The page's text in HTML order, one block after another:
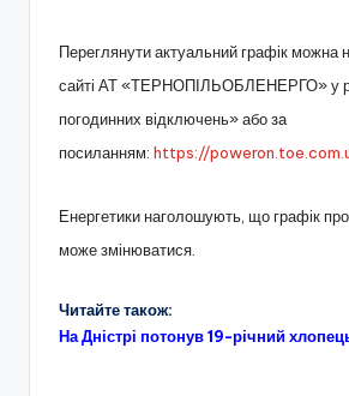
Переглянути актуальний графік можна
сайті АТ «ТЕРНОПІЛЬОБЛЕНЕРГО» у
погодинних відключень» або за
посиланням: https://
Енергетики наголошують, що графік
може змінюватися.
Читайте також:
На Дністрі потонув 19-річний